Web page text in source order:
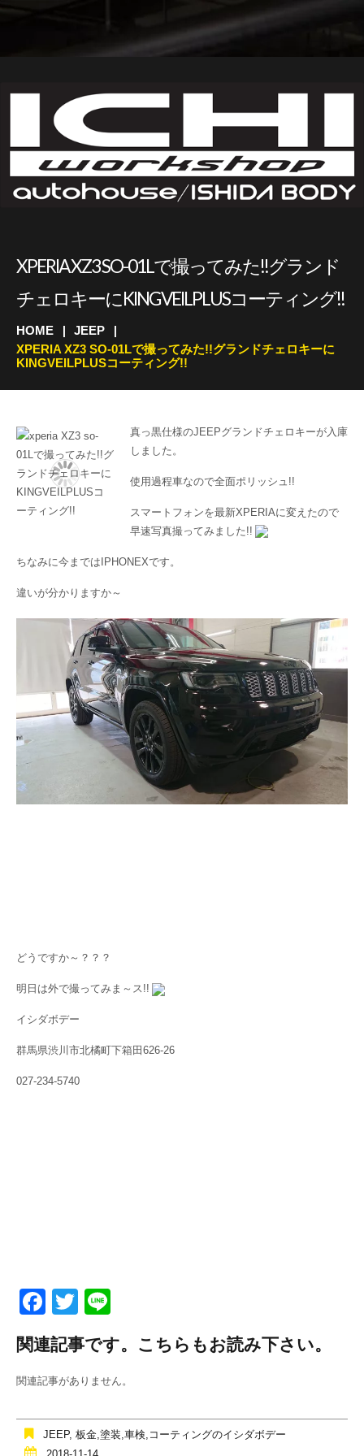
XPERIA XZ3 SO-01Lで撮ってみた!!グランド
チェロキーにKINGVEILPLUSコーティング!!
HOME
JEEP
XPERIA XZ3 SO-01Lで撮ってみた!!グランドチェロキーに
KINGVEILPLUSコーティング!!
真っ黒仕様のJEEPグランドチェロキーが入庫
しました。
使用過程車なので全面ポリッシュ!!
スマートフォンを最新XPERIAに変えたので
早速写真撮ってみました!!
ちなみに今まではIPHONEXです。
違いが分かりますか～
どうですか～？？？
明日は外で撮ってみま～ス!!
イシダボデー
群馬県渋川市北橘町下箱田626-26
027-234-5740
F
a
c
e
o
T
tt
er
e
関連記事です。こちらもお読み下さい。
関連記事がありません。
JEEP, 板金,塗装,車検,コーティングのイシダボデー